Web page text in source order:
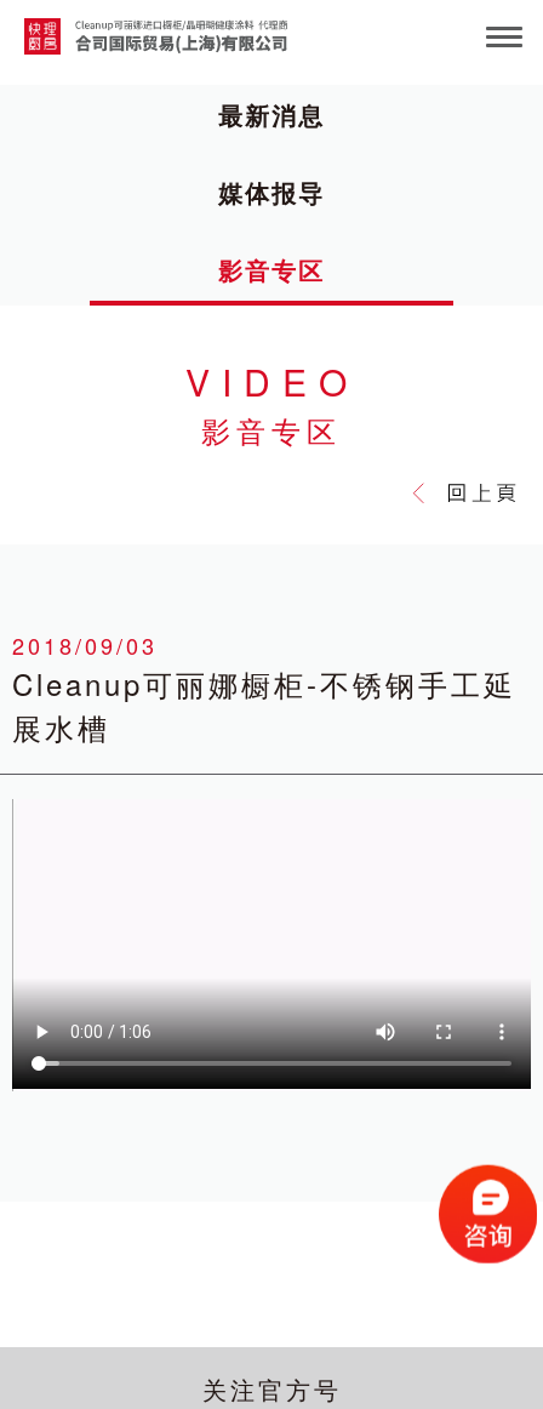
最新消息
媒体报导
影音专区
VIDEO
影音专区
2018/09/03
Cleanup可丽娜橱柜-不锈钢手工延
展水槽
关注官方号